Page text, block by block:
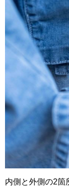
内側と外側の2箇